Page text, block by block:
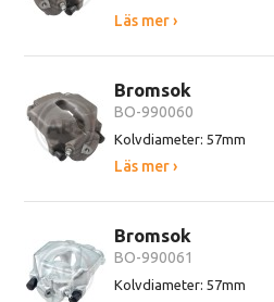
Läs mer ›
Bromsok
BO-990060
Kolvdiameter: 57mm
Läs mer ›
Bromsok
BO-990061
Kolvdiameter: 57mm